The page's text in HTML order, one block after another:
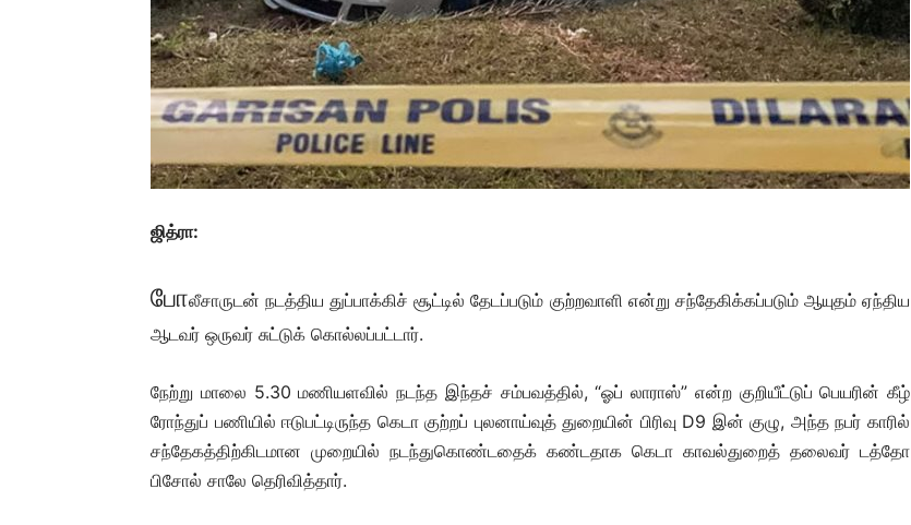
ஜித்ரா:
போலீசாருடன் நடத்திய துப்பாக்கிச் சூட்டில் தேடப்படும் குற்றவாளி என்று சந்தேகிக்கப்படும் ஆயுதம் ஏந்திய
ஆடவர் ஒருவர் சுட்டுக் கொல்லப்பட்டார்.
நேற்று மாலை 5.30 மணியளவில் நடந்த இந்தச் சம்பவத்தில், “ஓப் லாராஸ்” என்ற குறியீட்டுப் பெயரின் கீழ்
ரோந்துப் பணியில் ஈடுபட்டிருந்த கெடா குற்றப் புலனாய்வுத் துறையின் பிரிவு D9 இன் குழு, அந்த நபர் காரில்
சந்தேகத்திற்கிடமான முறையில் நடந்துகொண்டதைக் கண்டதாக கெடா காவல்துறைத் தலைவர் டத்தோ
பிசோல் சாலே தெரிவித்தார்.